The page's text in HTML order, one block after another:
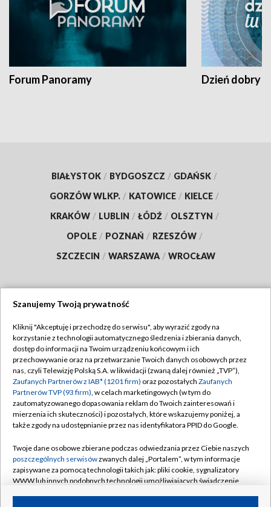
Forum Panoramy Dzień dobry
BIAŁYSTOK / BYDGOSZCZ / GDAŃSK /
GORZÓW WLKP. / KATOWICE / KIELCE /
KRAKÓW / LUBLIN / ŁÓDŹ / OLSZTYN /
OPOLE / POZNAŃ / RZESZÓW /
SZCZECIN / WARSZAWA / WROCŁAW
TVP
Abonament TVP
Emisja w TVP
Centrum informacji TVP
Naziemna Telewizja Cyfrowa
Rada Programowa
System NOS
Informacje o nadawcy
Regulamin TVP
Polityka prywatności
Moje zgody
Pomoc
Kontakt
Kanały
Szanujemy Twoją prywatność
Kliknij "Akceptuję i przechodzę do serwisu", aby wyrazić zgody na
korzystanie z technologii automatycznego śledzenia i zbierania danych,
dostęp do informacji na Twoim urządzeniu końcowym i ich
przechowywanie oraz na przetwarzanie Twoich danych osobowych przez
nas, czyli Telewizję Polską S.A. w likwidacji (zwaną dalej również „TVP”),
Zaufanych Partnerów z IAB* (1201 firm) oraz pozostałych Zaufanych
Partnerów TVP (93 firm), w celach marketingowych (w tym do
zautomatyzowanego dopasowania reklam do Twoich zainteresowań i
mierzenia ich skuteczności) i pozostałych, które wskazujemy poniżej, a
także zgody na udostępnianie przez nas identyfikatora PPID do Google.
Twoje dane osobowe zbierane podczas odwiedzania przez Ciebie naszych
poszczególnych serwisówzwanych dalej „Portalem”, w tym informacje
zapisywane za pomocą technologii takich jak: pliki cookie, sygnalizatory
WWW lub innych podobnych technologii umożliwiających świadczenie